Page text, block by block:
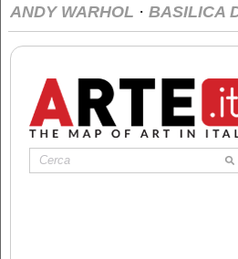
ANDY WARHOL · BASILICA